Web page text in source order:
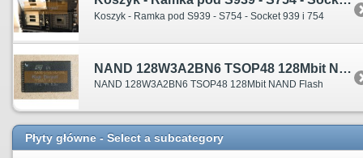
Koszyk - Ramka pod S939 - S754 - Socket 939 i 754
NAND 128W3A2BN6 TSOP48 128Mbit NAND Flash
NAND 128W3A2BN6 TSOP48 128Mbit NAND Flash
Płyty główne - Select a subcategory